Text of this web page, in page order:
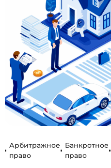
Арбитражное
право
Банкротное
право